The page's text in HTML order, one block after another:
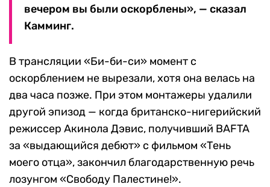
вечером вы были оскорблены», — сказал
Камминг.
В трансляции «Би-би-си» момент с
оскорблением не вырезали, хотя она велась на
два часа позже. При этом монтажеры удалили
другой эпизод — когда британско-нигерийский
режиссер Акинола Дэвис, получивший BAFTA
за «выдающийся дебют» с фильмом «Тень
моего отца», закончил благодарственную речь
лозунгом «Свободу Палестине!».